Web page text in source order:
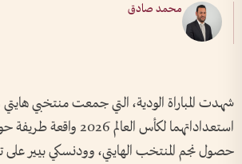
محمد صادق
شهدت المباراة الودية، التي جمعت منتخبي
استعداداتهما لكأس العالم
حصول نجم المنتخب الهايتي، وودنسكي بيير على